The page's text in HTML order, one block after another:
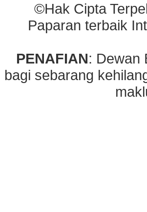
©Hak Cipta
Paparan terbaik
PENAFIAN: Dewan
bagi sebarang